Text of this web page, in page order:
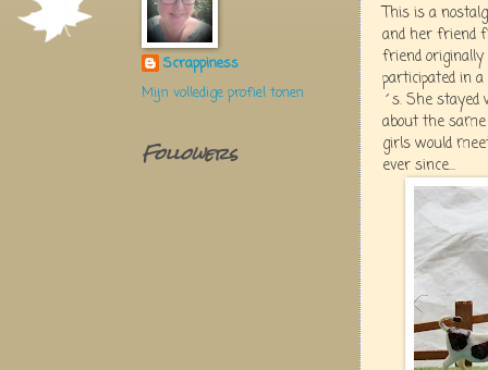
This is a
and her friend
friend originally
participated in
´s. She
about the
girls would
ever since...
Scrappiness
Mijn volledige profiel tonen
Followers